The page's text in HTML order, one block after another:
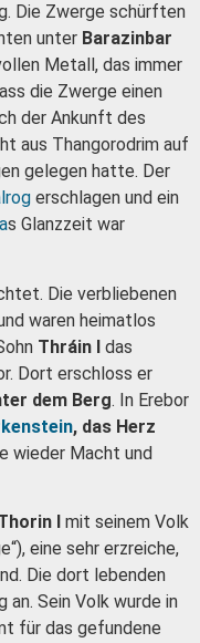
Die Zwerge schürften
unter Barazinbar
Metall, das immer
die Zwerge einen
der Ankunft des
aus Thangorodrim auf
gelegen hatte. Der
erschlagen und ein
s Glanzzeit war
Die verbliebenen
waren heimatlos
Thráin I das
Dort erschloss er
dem Berg. In Erebor
, das Herz
wieder Macht und
I mit seinem Volk
eine sehr erzreiche,
Die dort lebenden
an. Sein Volk wurde in
für das gefundene